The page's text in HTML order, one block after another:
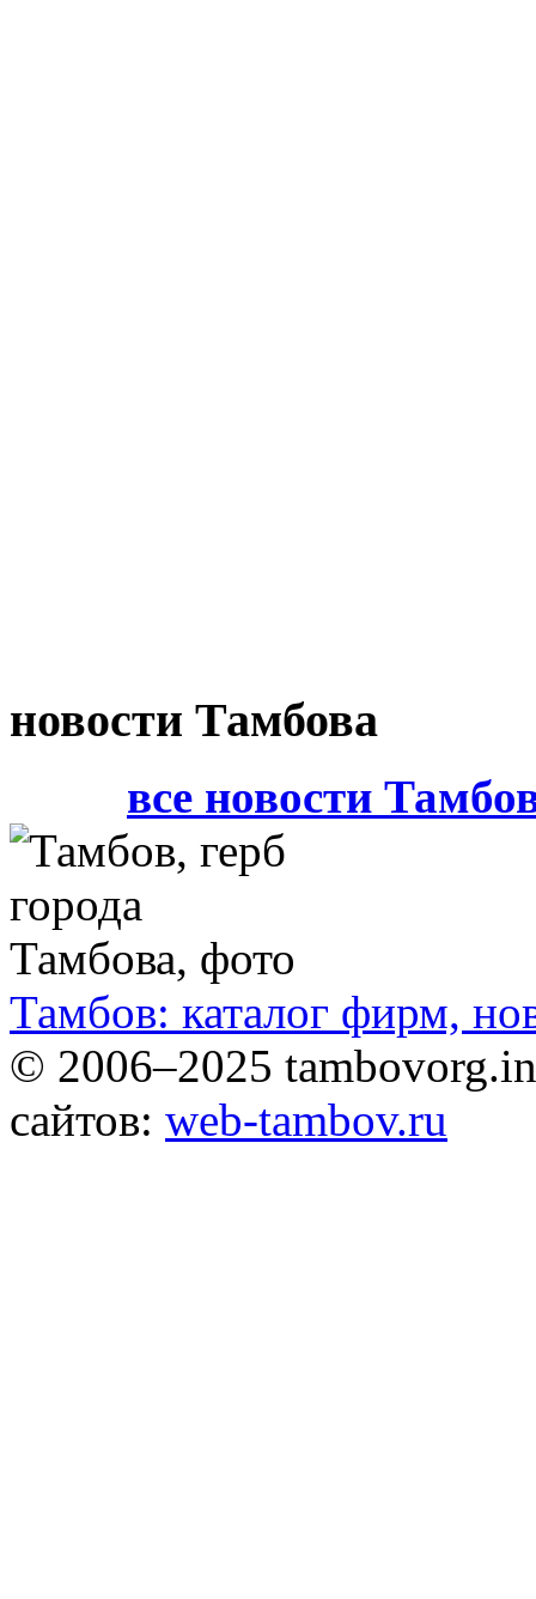
новости Тамбова
все новости
Тамбов: каталог фирм,
© 2006–2025
сайтов: web-tambov.ru